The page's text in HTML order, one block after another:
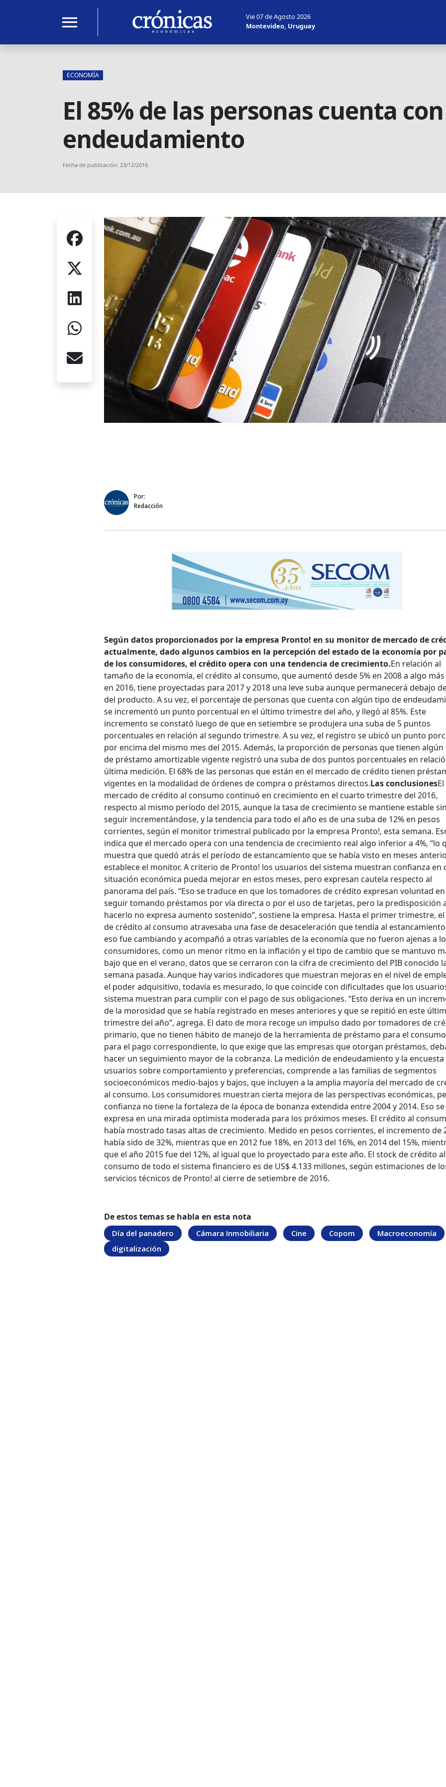
menu
Vie 07 de Agosto 2026
Montevideo, Uruguay
ECONOMÍA
El 85% de las personas cuenta
endeudamiento
Fecha de publicación: 23/12/2016
Por:
Redacción
Según datos proporcionados por la empresa Pronto! en su monitor de mercado de
actualmente, dado algunos cambios en la percepción del estado de la economía por
de los consumidores, el crédito opera con una tendencia de crecimiento.En relación al
tamaño de la economía, el crédito al consumo, que aumentó desde 5% en 2008 a algo más
en 2016, tiene proyectadas para 2017 y 2018 una leve suba aunque permanecerá debajo
del producto. A su vez, el porcentaje de personas que cuenta con algún tipo de
se incrementó un punto porcentual en el último trimestre del año, y llegó al 85%. Este
incremento se constató luego de que en setiembre se produjera una suba de 5 puntos
porcentuales en relación al segundo trimestre. A su vez, el registro se ubicó un punto
por encima del mismo mes del 2015. Además, la proporción de personas que tienen
de préstamo amortizable vigente registró una suba de dos puntos porcentuales en
última medición. El 68% de las personas que están en el mercado de crédito tienen
vigentes en la modalidad de órdenes de compra o préstamos directos.Las conclusionesEl
mercado de crédito al consumo continuó en crecimiento en el cuarto trimestre del 2016,
respecto al mismo período del 2015, aunque la tasa de crecimiento se mantiene estable sin
seguir incrementándose, y la tendencia para todo el año es de una suba de 12% en pesos
corrientes, según el monitor trimestral publicado por la empresa Pronto!, esta semana.
indica que el mercado opera con una tendencia de crecimiento real algo inferior a 4%, “lo
muestra que quedó atrás el período de estancamiento que se había visto en meses
establece el monitor. A criterio de Pronto! los usuarios del sistema muestran confianza en
situación económica pueda mejorar en estos meses, pero expresan cautela respecto al
panorama del país. “Eso se traduce en que los tomadores de crédito expresan voluntad en
seguir tomando préstamos por vía directa o por el uso de tarjetas, pero la predisposición
hacerlo no expresa aumento sostenido”, sostiene la empresa. Hasta el primer trimestre,
de crédito al consumo atravesaba una fase de desaceleración que tendía al
eso fue cambiando y acompañó a otras variables de la economía que no fueron ajenas a
consumidores, como un menor ritmo en la inflación y el tipo de cambio que se mantuvo
bajo que en el verano, datos que se cerraron con la cifra de crecimiento del PIB conocido
semana pasada. Aunque hay varios indicadores que muestran mejoras en el nivel de
el poder adquisitivo, todavía es mesurado, lo que coincide con dificultades que los
sistema muestran para cumplir con el pago de sus obligaciones. “Esto deriva en un
de la morosidad que se había registrado en meses anteriores y que se repitió en este
trimestre del año”, agrega. El dato de mora recoge un impulso dado por tomadores de
primario, que no tienen hábito de manejo de la herramienta de préstamo para el
para el pago correspondiente, lo que exige que las empresas que otorgan préstamos,
hacer un seguimiento mayor de la cobranza. La medición de endeudamiento y la encuesta
usuarios sobre comportamiento y preferencias, comprende a las familias de segmentos
socioeconómicos medio-bajos y bajos, que incluyen a la amplia mayoría del mercado de
al consumo. Los consumidores muestran cierta mejora de las perspectivas económicas,
confianza no tiene la fortaleza de la época de bonanza extendida entre 2004 y 2014. Eso se
expresa en una mirada optimista moderada para los próximos meses. El crédito al
había mostrado tasas altas de crecimiento. Medido en pesos corrientes, el incremento de
había sido de 32%, mientras que en 2012 fue 18%, en 2013 del 16%, en 2014 del 15%,
que el año 2015 fue del 12%, al igual que lo proyectado para este año. El stock de crédito al
consumo de todo el sistema financiero es de US$ 4.133 millones, según estimaciones de
servicios técnicos de Pronto! al cierre de setiembre de 2016.
De estos temas se habla en esta nota
Día del panadero Cámara Inmobiliaria Cine Copom
Macroeconomía
digitalización